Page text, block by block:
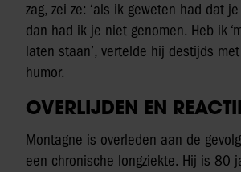
zag, zei ze: ‘als ik geweten had dat
dan had ik je niet genomen. Heb ik
laten staan’, vertelde hij destijds
humor.
OVERLIJDEN EN
Montagne is overleden aan de
een chronische longziekte. Hij is 80